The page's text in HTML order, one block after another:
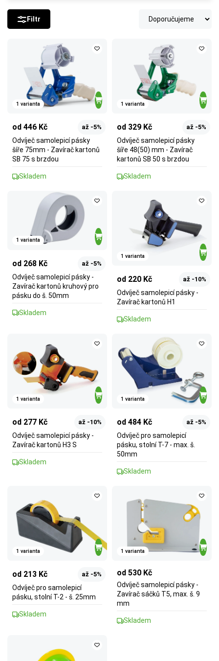
Filtr
1 varianta
od 446 Kč až -5%
Odvíječ samolepicí pásky
šíře 75mm - Zavírač kartonů
SB 75 s brzdou
Skladem
1 varianta
od 329 Kč až -5%
Odvíječ samolepicí pásky
šíře 48(50) mm - Zavírač
kartonů SB 50 s brzdou
Skladem
1 varianta
od 268 Kč až -5%
Odvíječ samolepicí pásky -
Zavírač kartonů kruhový pro
pásku do š. 50mm
Skladem
1 varianta
od 220 Kč až -10%
Odvíječ samolepicí pásky -
Zavírač kartonů H1
Skladem
1 varianta
od 277 Kč až -10%
Odvíječ samolepicí pásky -
Zavírač kartonů H3 S
Skladem
1 varianta
od 484 Kč až -5%
Odvíječ pro samolepicí
pásku, stolní T-7 - max. š.
50mm
Skladem
1 varianta
od 213 Kč až -5%
Odvíječ pro samolepicí
pásku, stolní T-2 - š. 25mm
Skladem
1 varianta
od 530 Kč
Odvíječ samolepicí pásky -
Zavírač sáčků T5, max. š. 9
mm
Skladem